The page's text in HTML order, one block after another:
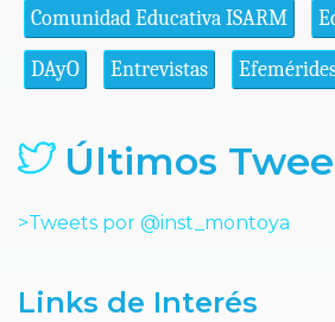
Comunidad Educativa ISARM
DAyO Entrevistas
Últimos
>Tweets por @inst_montoya
Links de Interés